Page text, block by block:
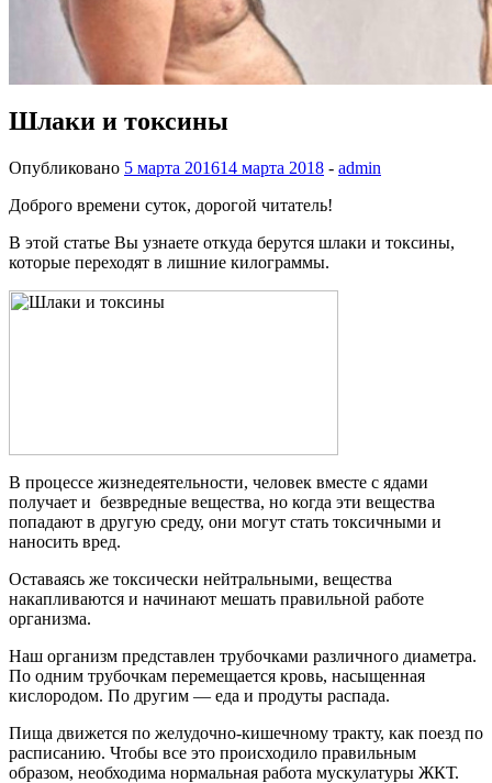
Шлаки и токсины
Опубликовано 5 марта 201614 марта 2018 - admin
Доброго времени суток, дорогой читатель!
В этой статье Вы узнаете откуда берутся шлаки и токсины,
которые переходят в лишние килограммы.
В процессе жизнедеятельности, человек вместе с ядами
получает и безвредные вещества, но когда эти вещества
попадают в другую среду, они могут стать токсичными и
наносить вред.
Оставаясь же токсически нейтральными, вещества
накапливаются и начинают мешать правильной работе
организма.
Наш организм представлен трубочками различного диаметра.
По одним трубочкам перемещается кровь, насыщенная
кислородом. По другим — еда и продуты распада.
Пища движется по желудочно-кишечному тракту, как поезд по
расписанию. Чтобы все это происходило правильным
образом, необходима нормальная работа мускулатуры ЖКТ.